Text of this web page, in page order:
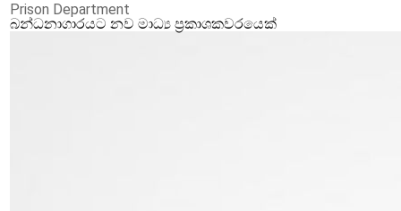
Prison Department
බන්ධනාගාරයට නව මාධ්‍ය ප්‍රකාශකවරයෙක්